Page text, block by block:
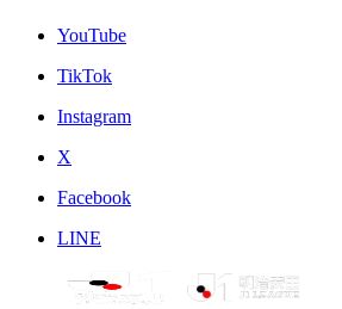
YouTube
TikTok
Instagram
X
Facebook
LINE